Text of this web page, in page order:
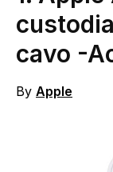
cavo -
By Apple